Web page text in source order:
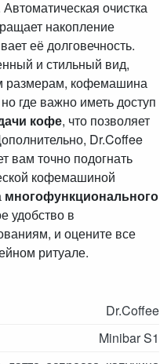
очистка
накопление
её долговечность.
и стильный вид,
размерам, кофемашина
где важно иметь доступ
кофе, что позволяет
Dr.Coffee
вам точно подогнать
кофемашиной
многофункционального
удобство в
и оцените все
ритуале.
Dr.Coffee
Minibar S1